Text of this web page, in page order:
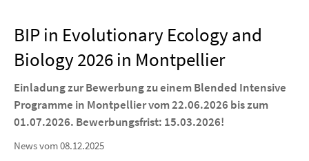
BIP in Evolutionary Ecology and
Biology 2026 in Montpellier
Einladung zur Bewerbung zu einem Blended Intensive
Programme in Montpellier vom 22.06.2026 bis zum
01.07.2026. Bewerbungsfrist: 15.03.2026!
News vom 08.12.2025